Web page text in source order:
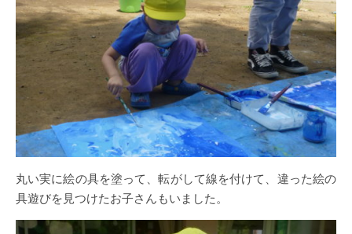
丸い実に絵の具を塗って、転がして線を付けて、違った絵の
具遊びを見つけたお子さんもいました。